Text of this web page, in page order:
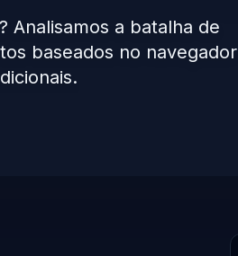
Analisamos a batalha de
baseados no navegador